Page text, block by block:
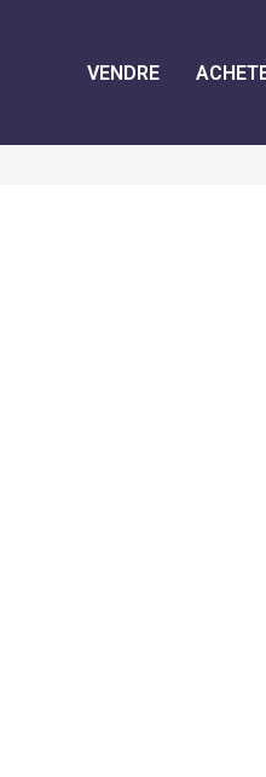
VENDRE